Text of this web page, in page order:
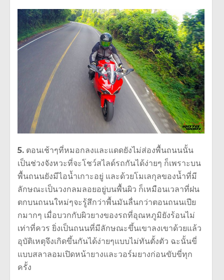
5. ตอนเช้าๆที่หมอกลงและแดดยังไม่ส่องพื้นถนนนั้น
เป็นช่วงจังหวะที่จะโชว์สไลด์รถกันได้ง่ายๆ ก็เพราะบน
พื้นถนนยังมีไอน้ำเกาะอยู่ และด้วยโมเลกุลของน้ำที่มี
ลักษณะเป็นวงกลมลอยอยู่บนพื้นผิว ก็เหมือนเวลาที่ฝน
ตกบนถนนใหม่ๆจะรู้สึกว่าพื้นมันลื่นกว่าตอนถนนเปีย
กมากๆ เมื่อบวกกับผิวยางของรถที่อุณหภูมิยังร้อนไม่
เท่าที่ควร ยิ่งเป็นถนนที่มีลักษณะขึ้นเขาลงเขาด้วยแล้ว
อุบัติเหตุจึงเกิดขึ้นกันได้ง่ายๆแบบไม่ทันตั้งตัว ฉะนั้นขี่
แบบสลาลอมเปิดหน้ายางและวอร์มยางก่อนขับขี่ทุก
ครั้ง